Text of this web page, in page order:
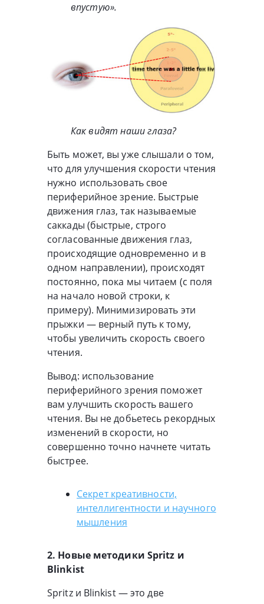
впустую».
Как видят наши глаза?
Быть может, вы уже слышали о том,
что для улучшения скорости чтения
нужно использовать свое
периферийное зрение. Быстрые
движения глаз, так называемые
саккады (быстрые, строго
согласованные движения глаз,
происходящие одновременно и в
одном направлении), происходят
постоянно, пока мы читаем (с поля
на начало новой строки, к
примеру). Минимизировать эти
прыжки — верный путь к тому,
чтобы увеличить скорость своего
чтения.
Вывод: использование
периферийного зрения поможет
вам улучшить скорость вашего
чтения. Вы не добьетесь рекордных
изменений в скорости, но
совершенно точно начнете читать
быстрее.
Секрет креативности,
интеллигентности и научного
мышления
2. Новые методики Spritz и
Blinkist
Spritz и Blinkist — это две